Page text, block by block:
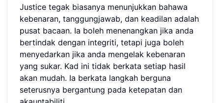
Justice tegak biasanya menunjukkan bahawa
kebenaran, tanggungjawab, dan keadilan adalah
pusat bacaan. Ia boleh menenangkan jika anda
bertindak dengan integriti, tetapi juga boleh
menyedarkan jika anda mengelak kebenaran
yang sukar. Kad ini tidak berkata setiap hasil
akan mudah. Ia berkata langkah berguna
seterusnya bergantung pada ketepatan dan